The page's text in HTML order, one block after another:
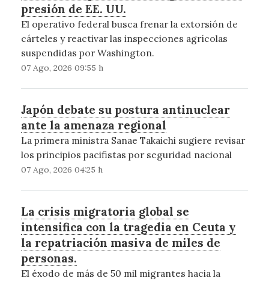
presión de EE. UU.
El operativo federal busca frenar la extorsión de
cárteles y reactivar las inspecciones agrícolas
suspendidas por Washington.
07 Ago, 2026 09:55 h
Japón debate su postura antinuclear
ante la amenaza regional
La primera ministra Sanae Takaichi sugiere revisar
los principios pacifistas por seguridad nacional
07 Ago, 2026 04:25 h
La crisis migratoria global se
intensifica con la tragedia en Ceuta y
la repatriación masiva de miles de
personas.
El éxodo de más de 50 mil migrantes hacia la